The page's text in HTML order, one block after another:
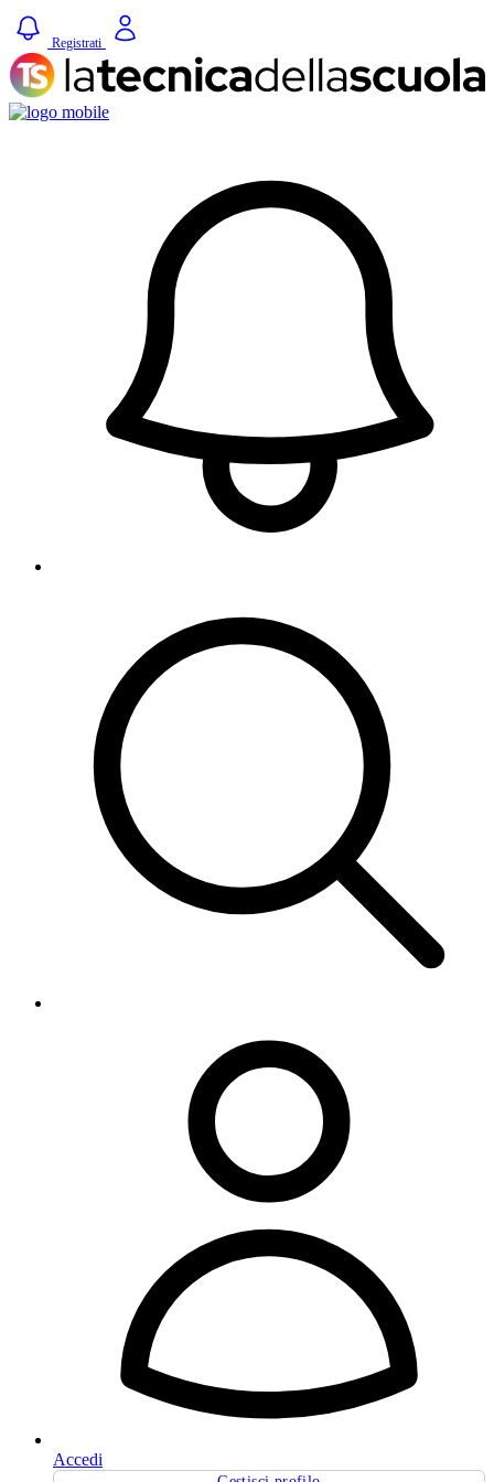
Registrati
Accedi